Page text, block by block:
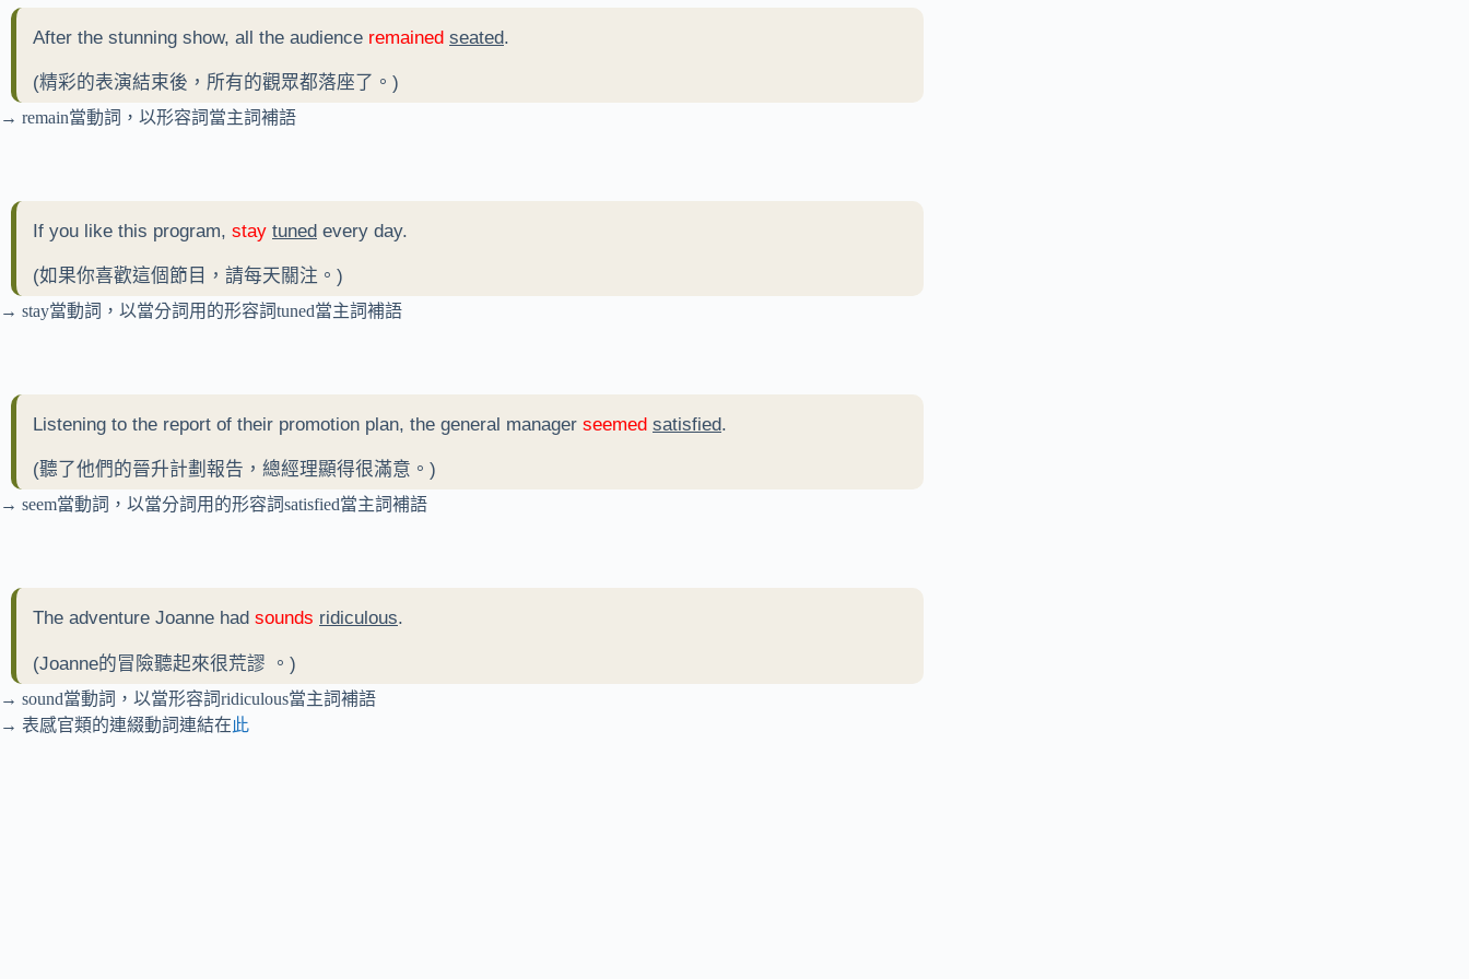
After the stunning show, all the audience remained seated.
(精彩的表演結束後，所有的觀眾都落座了。)
→ remain當動詞，以形容詞當主詞補語
If you like this program, stay tuned every day.
(如果你喜歡這個節目，請每天關注。)
→ stay當動詞，以當分詞用的形容詞tuned當主詞補語
Listening to the report of their promotion plan, the general manager seemed satisfied.
(聽了他們的晉升計劃報告，總經理顯得很滿意。)
→ seem當動詞，以當分詞用的形容詞satisfied當主詞補語
The adventure Joanne had sounds ridiculous.
(Joanne的冒險聽起來很荒謬 。)
→ sound當動詞，以當形容詞ridiculous當主詞補語
→ 表感官類的連綴動詞連結在此